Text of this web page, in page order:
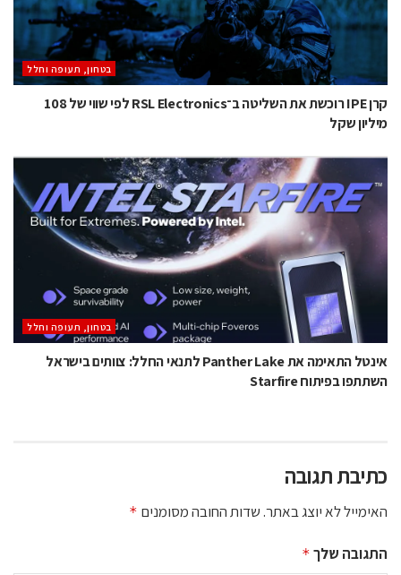
בטחון, תעופה וחלל
קרן IPE רוכשת את השליטה ב־RSL Electronics לפי שווי של 108
מיליון שקל
בטחון, תעופה וחלל
אינטל התאימה את Panther Lake לתנאי החלל: צוותים בישראל
השתתפו בפיתוח Starfire
כתיבת תגובה
האימייל לא יוצג באתר.שדות החובה מסומנים *
התגובה שלך *